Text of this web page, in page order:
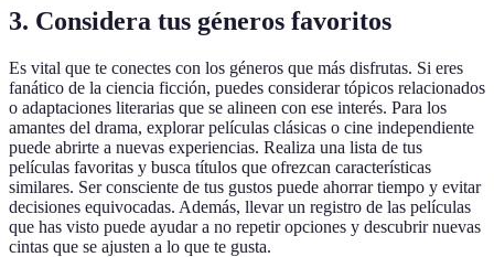
3. Considera tus géneros favoritos
Es vital que te conectes con los géneros que más disfrutas. Si eres
fanático de la ciencia ficción, puedes considerar tópicos relacionados
o adaptaciones literarias que se alineen con ese interés. Para los
amantes del drama, explorar películas clásicas o cine independiente
puede abrirte a nuevas experiencias. Realiza una lista de tus
películas favoritas y busca títulos que ofrezcan características
similares. Ser consciente de tus gustos puede ahorrar tiempo y evitar
decisiones equivocadas. Además, llevar un registro de las películas
que has visto puede ayudar a no repetir opciones y descubrir nuevas
cintas que se ajusten a lo que te gusta.